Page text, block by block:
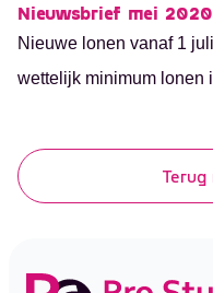
Voor meer informatie
naar de site van
Nieuwsbrief mei 2020
Nieuwe lonen vanaf 1
wettelijk minimum lonen
uitzendkrachten, zijn
een wettelijke